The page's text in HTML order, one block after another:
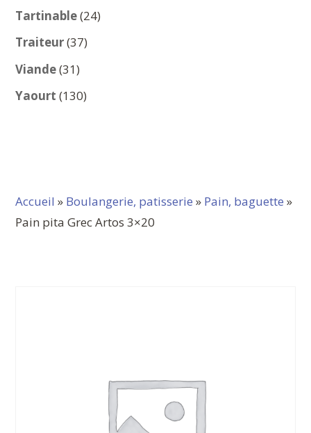
produits
Tartinable 2424
Traiteur 3737
Viande 3131
produits
Yaourt 130130
Accueil » Boulangerie, patisserie » Pain, baguette »
Pain pita Grec Artos 3×20